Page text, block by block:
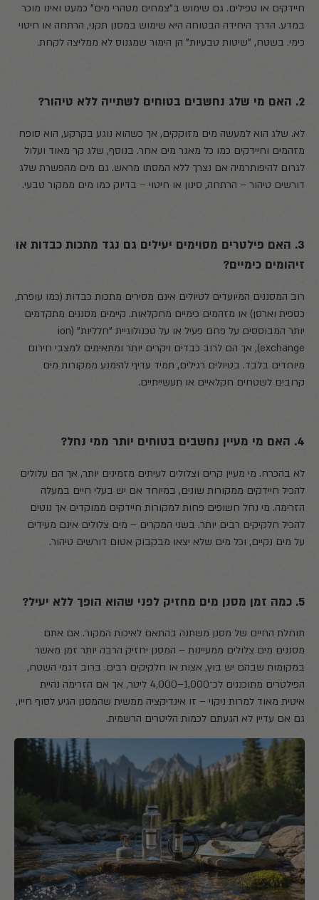
חיידקים או טפילים. גם שימוש ב"צמחים מטהרי מים" כמעט ואינו מוכר
במדע. הדרך היחידה הבטוחה היא שימוש במסנן תקני, הרתחה או חיטוי
כימי. בשטח, "שיטות טבעיות" הן הימור שמגנוס לא ממליצה לקחת.
2. האם מי שלג נחשבים בטוחים לשתייה ללא טיהור?
לא. שלג הוא למעשה מים מזוקקים, אך כשהוא נוגע בקרקע, הוא סופח
מזהמים וחיידקים כמו כל מאגר מים אחר. בנוסף, שלג קר מאוד ועלול
לגרום להיפותרמיה אם נצרך ללא המסתו מראש. גם מים מהפשרת שלג
דורשים טיהור – הרתחה, סינון או חיטוי – בדיוק כמו מים ממקור טבעי.
3. האם פילטרים מסוימים יעילים גם נגד מתכות כבדות או
זיהומים כימיים?
רוב המסננים המיועדים לטיולים אינם מסירים מתכות כבדות (כמו עופרת,
כספית וארסן) או מזהמים כימיים מחקלאות. קיימים מסננים מתקדמים
יותר המבוססים על פחם פעיל או על טכנולוגיית "חלליות" (ion
exchange), אך הם לרוב כבדים ויקרים יותר ומתאימים למצבי חירום
מיוחדים בלבד. בטיולים רגילים, תמיד עדיף להימנע ממקורות מים
קרובים לשטחים חקלאיים או תעשייתיים.
4. האם מי מעיין נחשבים בטוחים יותר ממי נחל?
לא בהכרח. מי מעיין קרים וצלולים לעיתים מזמינים יותר, אך הם עלולים
להכיל חיידקים ממקורות שונים, במיוחד אם יש בעלי חיים במעלה
הזרימה. מי נחל חשופים פחות למקורות חיידקים ממוקדים אך נוטים
להכיל חלקיקים רבים יותר. בשני המקרים – מים צלולים אינם מעידים
על מים נקיים, וכל מים שלא יצאו מבקבוק אטום דורשים טיהור.
5. כמה זמן מסנן מים מחזיק לפני שהוא הופך ללא יעיל?
תוחלת החיים של מסנן משתנה בהתאם לאיכות המקור. אם אתם
מסננים מים צלולים ממעיינות – המסנן יחזיק הרבה יותר זמן מאשר
במקומות שבהם יש בוץ, אצות או חלקיקים רבים. ברוב דגמי השטח,
הפילטרים מתוכננים לכ־1,000–4,000 ליטר, אך אם הזרימה נהיית
איטית מאוד למרות ניקוי – זו אינדיקציה ממשית שהמסנן הגיע לסוף חייו,
גם אם עדיין לא הגעתם לכמות הליטרים הרשמית.